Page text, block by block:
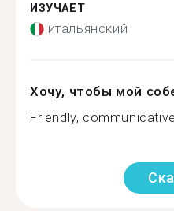
ИЗУЧАЕТ
итальянский
Хочу, чтобы мой
Friendly,